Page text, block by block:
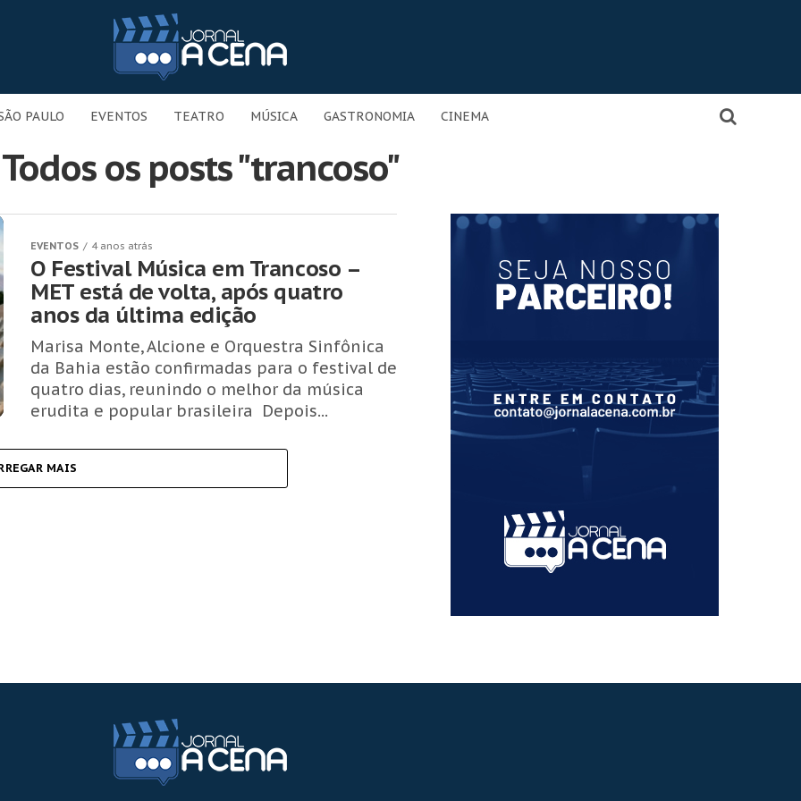
PAULO EVENTOS TEATRO MÚSICA GASTRONOMIA CINEMA
Todos os posts "trancoso"
EVENTOS 4 anos atrás
O Festival Música em Trancoso –
MET está de volta, após quatro
anos da última edição
Marisa Monte, Alcione e Orquestra Sinfônica
da Bahia estão confirmadas para o festival de
quatro dias, reunindo o melhor da música
erudita e popular brasileira Depois...
MAIS